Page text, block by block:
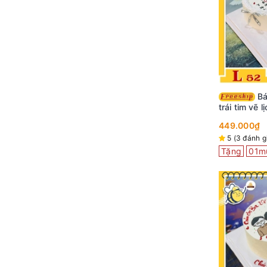
Bánh kem đẹp L52
trái tim vẽ
449.000₫
5 (3 đánh
Tặng